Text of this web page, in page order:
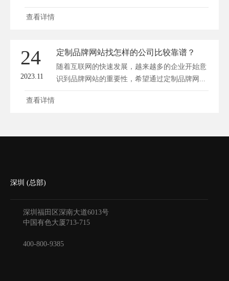
查看详情
24
2023.11
定制品牌网站找怎样的公司比较靠谱？
随着互联网的快速发展，越来越多的企业开始意
识到品牌网站的重要性，希望通过定制品牌网...
查看详情
深圳 (总部)
深圳福田区深南大道6013号
中国有色大厦713-715
400-800-9385